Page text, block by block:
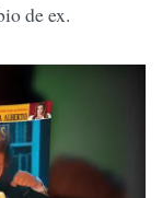
de ex.